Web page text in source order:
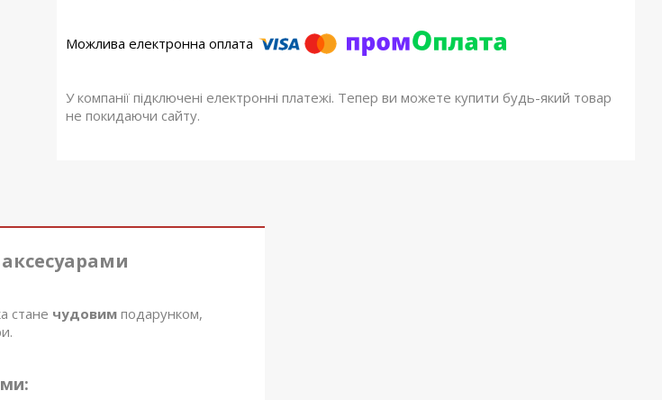
У компанії підключені електронні платежі. Тепер ви можете купити будь-який товар
не покидаючи сайту.
стане чудовим подарунком,